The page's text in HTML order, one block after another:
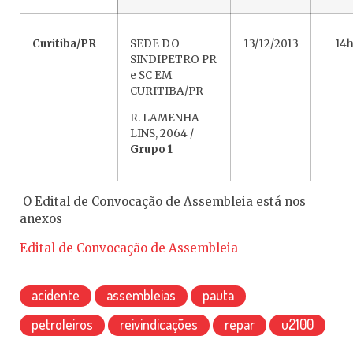
Curitiba/PR
SEDE DO
SINDIPETRO PR
e SC EM
CURITIBA/PR
R. LAMENHA
LINS, 2064 /
Grupo 1
13/12/2013
O Edital de Convocação de Assembleia está nos
anexos
Edital de Convocação de Assembleia
acidente assembleias
pauta
petroleiros
reivindicações repar u2100